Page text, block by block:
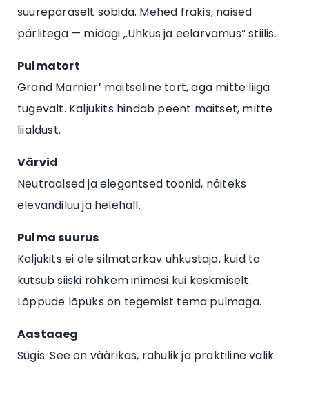
suurepäraselt sobida. Mehed frakis, naised
pärlitega — midagi „Uhkus ja eelarvamus“ stiilis.
Pulmatort
Grand Marnier’ maitseline tort, aga mitte liiga
tugevalt. Kaljukits hindab peent maitset, mitte
liialdust.
Värvid
Neutraalsed ja elegantsed toonid, näiteks
elevandiluu ja helehall.
Pulma suurus
Kaljukits ei ole silmatorkav uhkustaja, kuid ta
kutsub siiski rohkem inimesi kui keskmiselt.
Lõppude lõpuks on tegemist tema pulmaga.
Aastaaeg
Sügis. See on väärikas, rahulik ja praktiline valik.